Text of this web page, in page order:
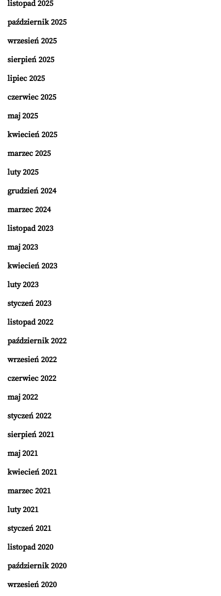
listopad 2025
październik 2025
wrzesień 2025
sierpień 2025
lipiec 2025
czerwiec 2025
maj 2025
kwiecień 2025
marzec 2025
luty 2025
grudzień 2024
marzec 2024
listopad 2023
maj 2023
kwiecień 2023
luty 2023
styczeń 2023
listopad 2022
październik 2022
wrzesień 2022
czerwiec 2022
maj 2022
styczeń 2022
sierpień 2021
maj 2021
kwiecień 2021
marzec 2021
luty 2021
styczeń 2021
listopad 2020
październik 2020
wrzesień 2020